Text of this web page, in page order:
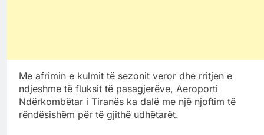
Me afrimin e kulmit të sezonit veror dhe rritjen e
ndjeshme të fluksit të pasagjerëve, Aeroporti
Ndërkombëtar i Tiranës ka dalë me një njoftim të
rëndësishëm për të gjithë udhëtarët.